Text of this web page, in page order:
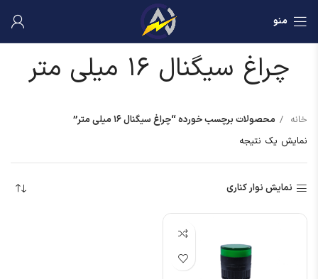
منو
چراغ سیگنال ۱۶ میلی متر
خانه
محصولات برچسب خورده “چراغ سیگنال ۱۶ میلی متر”
نمایش یک نتیجه
نمایش نوار کناری